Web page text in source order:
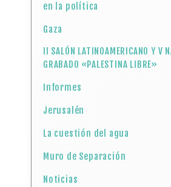
en la política
Gaza
II SALÓN LATINOAMERICANO Y V
GRABADO «PALESTINA LIBRE»
Informes
Jerusalén
La cuestión del agua
Muro de Separación
Noticias